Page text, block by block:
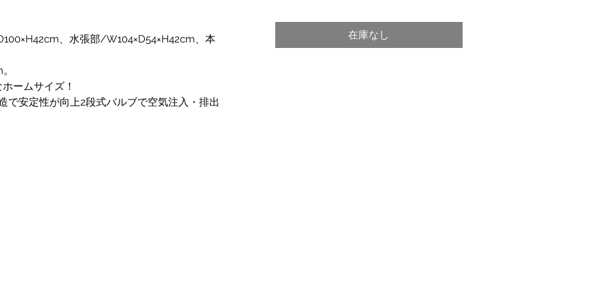
、水張部/W104×D54×H42cm、本
ームサイズ！
で安定性が向上2段式バルブで空気注入・排出
在庫なし